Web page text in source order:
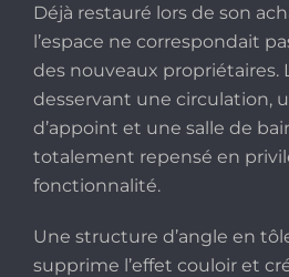
Déjà restauré lors de son
l’espace ne correspondait
des nouveaux propriétaires.
desservant une circulation,
d’appoint et une salle de
totalement repensé en
fonctionnalité.
Une structure d’angle en
supprime l’effet couloir et